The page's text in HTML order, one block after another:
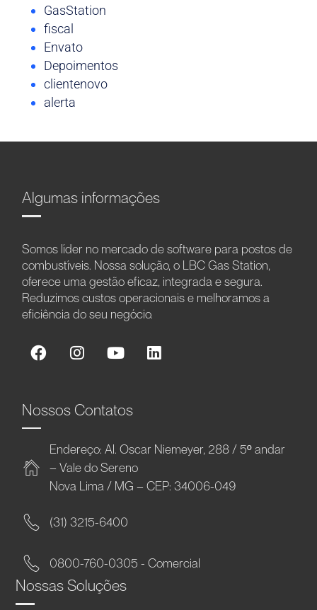
GasStation
fiscal
Envato
Depoimentos
clientenovo
alerta
Algumas informações
Somos líder no mercado de software para postos de
combustíveis. Nossa solução, o LBC Gas Station,
oferece uma gestão eficaz, integrada e segura.
Reduzimos custos operacionais e melhoramos a
eficiência do seu negócio.
Nossos Contatos
Endereço: Al. Oscar Niemeyer, 288 / 5º andar
– Vale do Sereno
Nova Lima / MG – CEP: 34006-049
(31) 3215-6400
0800-760-0305 - Comercial
Nossas Soluções